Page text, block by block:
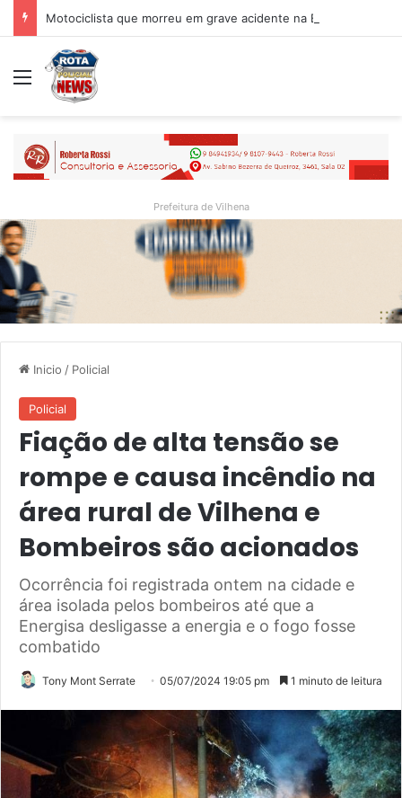
Menu
Prefeitura de Vilhena
Inicio / Policial
Policial
Fiação de alta tensão se
rompe e causa incêndio na
área rural de Vilhena e
Bombeiros são acionados
Ocorrência foi registrada ontem na cidade e
área isolada pelos bombeiros até que a
Energisa desligasse a energia e o fogo fosse
combatido
Tony Mont Serrate 05/07/2024 19:05 pm 1 minuto de leitura